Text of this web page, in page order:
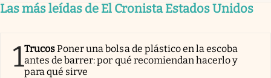
Las más leídas de El Cronista Estados Unidos
1TrucosPoner una bolsa de plástico en la escoba
antes de barrer: por qué recomiendan hacerlo y
para qué sirve